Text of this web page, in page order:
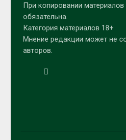
При копировании
обязательна.
Категория материалов 18+
Мнение редакции может не
авторов.